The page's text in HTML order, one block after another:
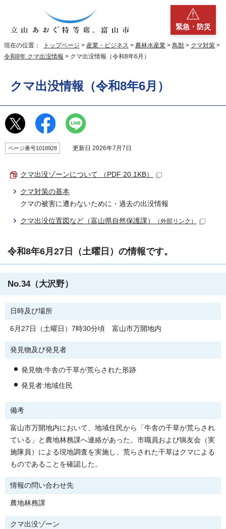
緊急・防災
現在の位置： トップページ > 産業・ビジネス > 農林水産業 > 鳥獣 > クマ対策 >
令和8年 クマ出没情報 > クマ出没情報（令和8年6月）
クマ出没情報（令和8年6月）
ページ番号1018928 更新日 2026年7月7日
クマ出没ゾーンについて （PDF 20.1KB）
クマ対策の基本
クマの被害に遭わないために・過去の出没情報
クマ出没位置図など（富山県自然保護課） （外部リンク）
令和8年6月27日（土曜日）の情報です。
No.34（大沢野）
日時及び場所
6月27日（土曜日）7時30分頃 富山市万開地内
発見物及び発見者
発見物:牛舎の干草が荒らされた形跡
発見者:地域住民
備考
富山市万開地内において、地域住民から「牛舎の干草が荒らされ
ている」と農地林務課へ連絡があった。市職員および猟友会（実
施隊員）による現地調査を実施し、荒らされた干草はクマによる
ものであることを確認した。
情報の問い合わせ先
農地林務課
クマ出没ゾーン